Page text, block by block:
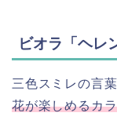
ビオラ「ヘレ
三色スミレの言
花が楽しめるカ